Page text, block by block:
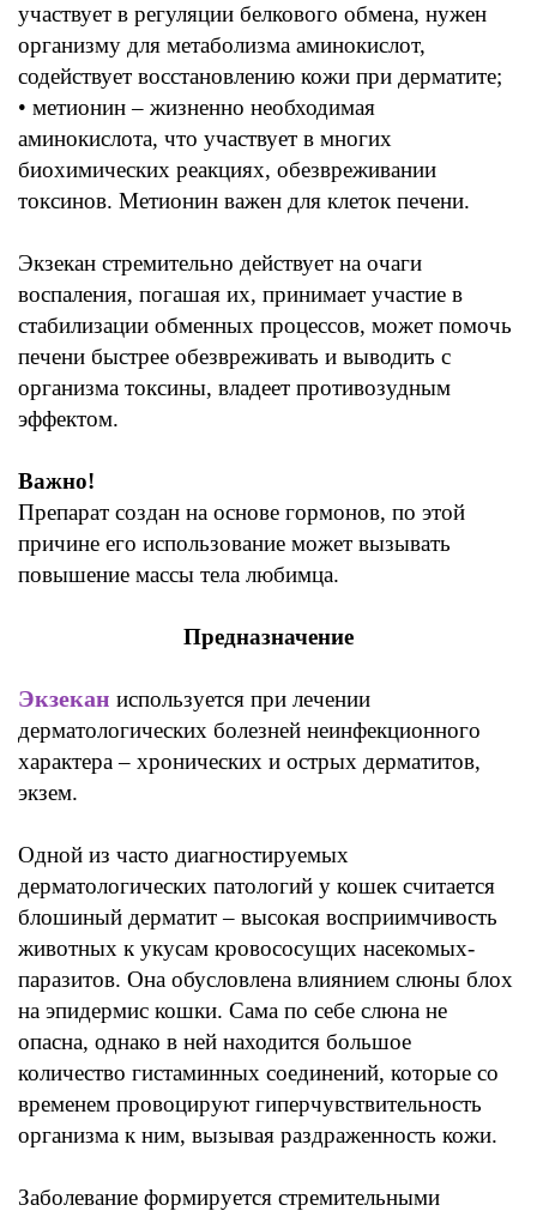
участвует в регуляции белкового обмена, нужен
организму для метаболизма аминокислот,
содействует восстановлению кожи при дерматите;
• метионин – жизненно необходимая
аминокислота, что участвует в многих
биохимических реакциях, обезвреживании
токсинов. Метионин важен для клеток печени.
Экзекан стремительно действует на очаги
воспаления, погашая их, принимает участие в
стабилизации обменных процессов, может помочь
печени быстрее обезвреживать и выводить с
организма токсины, владеет противозудным
эффектом.
Важно!
Препарат создан на основе гормонов, по этой
причине его использование может вызывать
повышение массы тела любимца.
Предназначение
Экзекан используется при лечении
дерматологических болезней неинфекционного
характера– хронических и острых дерматитов,
экзем.
Одной из часто диагностируемых
дерматологических патологий у кошек считается
блошиный дерматит– высокая восприимчивость
животных к укусам кровососущих насекомых-
паразитов. Она обусловлена влиянием слюны блох
на эпидермис кошки. Сама по себе слюна не
опасна, однако в ней находится большое
количество гистаминных соединений, которые со
временем провоцируют гиперчувствительность
организма к ним, вызывая раздраженность кожи.
Заболевание формируется стремительными